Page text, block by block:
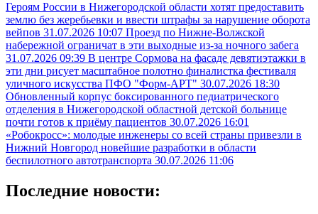
Героям России в Нижегородской области хотят предоставить
землю без жеребьевки и ввести штрафы за нарушение оборота
вейпов 31.07.2026 10:07 Проезд по Нижне-Волжской
набережной ограничат в эти выходные из-за ночного забега
31.07.2026 09:39 В центре Сормова на фасаде девятиэтажки в
эти дни рисует масштабное полотно финалистка фестиваля
уличного искусства ПФО "Форм-АРТ" 30.07.2026 18:30
Обновленный корпус боксированного педиатрического
отделения в Нижегородской областной детской больнице
почти готов к приёму пациентов 30.07.2026 16:01
«Робокросс»: молодые инженеры со всей страны привезли в
Нижний Новгород новейшие разработки в области
беспилотного автотранспорта 30.07.2026 11:06
Последние новости: